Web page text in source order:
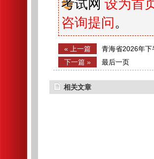
考试网 设为首
咨询提问 。
« 上一篇 青海省2026年
告
下一篇 » 最后一页
相关文章